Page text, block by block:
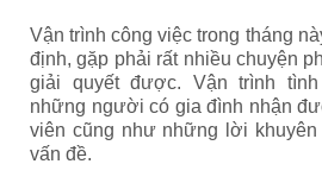
Vận trình công việc trong tháng
định, gặp phải rất nhiều chuyện
giải quyết được. Vận trình
những người có gia đình nhận
viên cũng như những lời
vấn đề.